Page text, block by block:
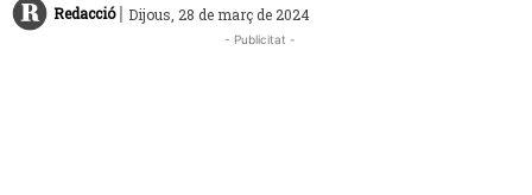
Redacció | Dijous, 28 de març de 2024
- Publicitat -